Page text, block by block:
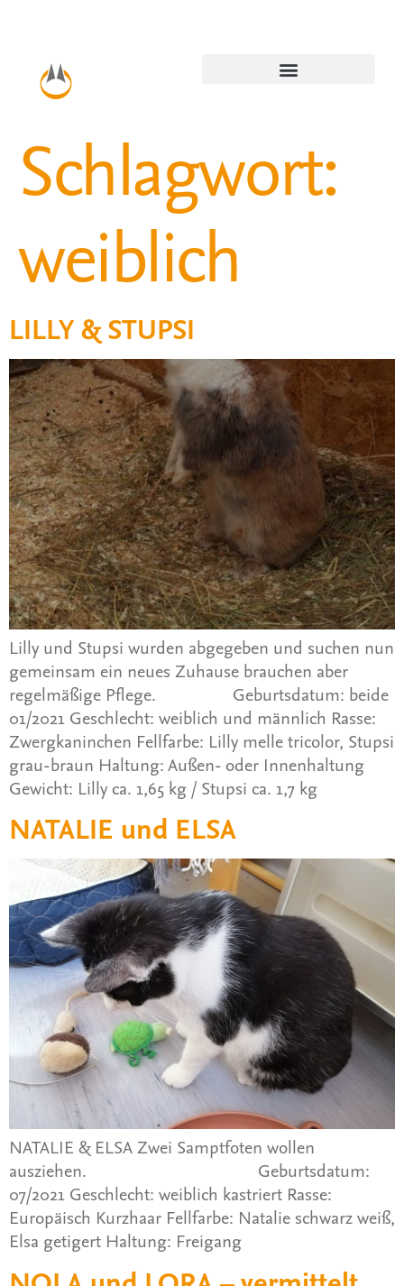
Schlagwort:
weiblich
LILLY & STUPSI
Lilly und Stupsi wurden abgegeben und suchen nun
gemeinsam ein neues Zuhause brauchen aber
regelmäßige Pflege. Geburtsdatum: beide
01/2021 Geschlecht: weiblich und männlich Rasse:
Zwergkaninchen Fellfarbe: Lilly melle tricolor, Stupsi
grau-braun Haltung: Außen- oder Innenhaltung
Gewicht: Lilly ca. 1,65 kg / Stupsi ca. 1,7 kg
NATALIE und ELSA
NATALIE & ELSA Zwei Samptfoten wollen
ausziehen. Geburtsdatum:
07/2021 Geschlecht: weiblich kastriert Rasse:
Europäisch Kurzhaar Fellfarbe: Natalie schwarz weiß,
Elsa getigert Haltung: Freigang